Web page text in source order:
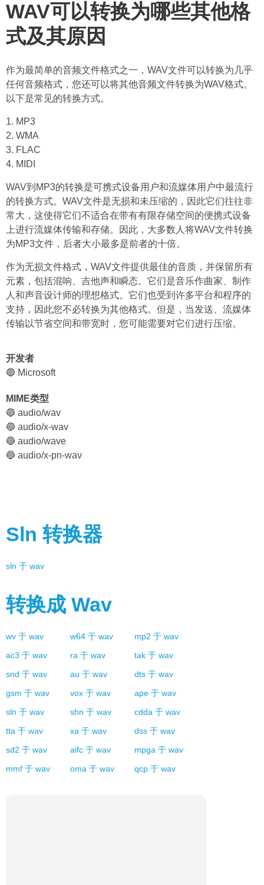
WAV可以转换为哪些其他格
式及其原因
作为最简单的音频文件格式之一，WAV文件可以转换为几乎
任何音频格式，您还可以将其他音频文件转换为WAV格式。
以下是常见的转换方式。
1. MP3
2. WMA
3. FLAC
4. MIDI
WAV到MP3的转换是可携式设备用户和流媒体用户中最流行
的转换方式。WAV文件是无损和未压缩的，因此它们往往非
常大，这使得它们不适合在带有有限存储空间的便携式设备
上进行流媒体传输和存储。因此，大多数人将WAV文件转换
为MP3文件，后者大小最多是前者的十倍。
作为无损文件格式，WAV文件提供最佳的音质，并保留所有
元素，包括混响、吉他声和瞬态。它们是音乐作曲家、制作
人和声音设计师的理想格式。它们也受到许多平台和程序的
支持，因此您不必转换为其他格式。但是，当发送、流媒体
传输以节省空间和带宽时，您可能需要对它们进行压缩。
开发者
🔵 Microsoft
MIME类型
🔵 audio/wav
🔵 audio/x-wav
🔵 audio/wave
🔵 audio/x-pn-wav
Sln 转换器
sln 于 wav
转换成 Wav
wv 于 wav w64 于 wav mp2 于 wav
ac3 于 wav ra 于 wav tak 于 wav
snd 于 wav au 于 wav dts 于 wav
gsm 于 wav vox 于 wav ape 于 wav
sln 于 wav shn 于 wav cdda 于 wav
tta 于 wav xa 于 wav dss 于 wav
sd2 于 wav aifc 于 wav mpga 于 wav
mmf 于 wav oma 于 wav qcp 于 wav